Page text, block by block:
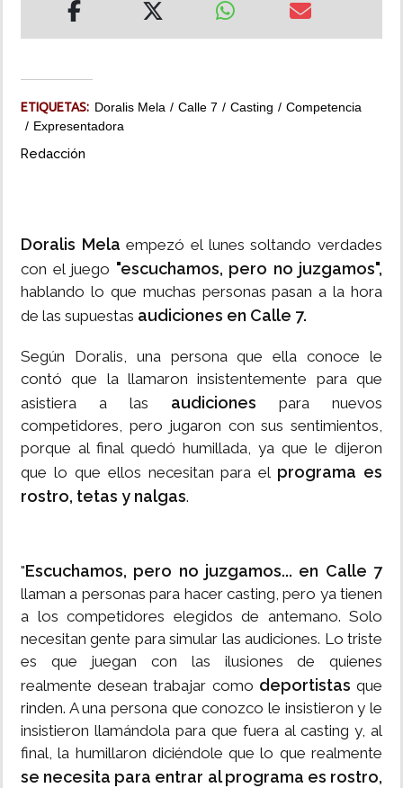
ETIQUETAS: Doralis Mela Calle 7 Casting
Competencia
Expresentadora
Redacción
Doralis Melaempezó el lunes soltando verdades
con el juego "escuchamos, pero no juzgamos",
hablando lo que muchas personas pasan a la hora
de las supuestas audiciones en Calle 7.
Según Doralis, una persona que ella conoce le
contó que la llamaron insistentemente para que
asistiera a las audiciones para nuevos
competidores, pero jugaron con sus sentimientos,
porque al final quedó humillada, ya que le dijeron
que lo que ellos necesitan para el programa es
rostro, tetas y nalgas.
"Escuchamos, pero no juzgamos... en Calle 7
llaman a personas para hacer casting, pero ya tienen
a los competidores elegidos de antemano. Solo
necesitan gente para simular las audiciones. Lo triste
es que juegan con las ilusiones de quienes
realmente desean trabajar como deportistas que
rinden. A una persona que conozco le insistieron y le
insistieron llamándola para que fuera al casting y, al
final, la humillaron diciéndole que lo que realmente
se necesita para entrar al programa es rostro,